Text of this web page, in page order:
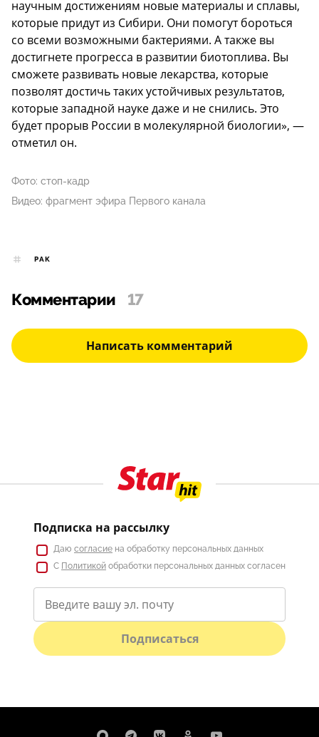
научным достижениям новые материалы и сплавы,
которые придут из Сибири. Они помогут бороться
со всеми возможными бактериями. А также вы
достигнете прогресса в развитии биотоплива. Вы
сможете развивать новые лекарства, которые
позволят достичь таких устойчивых результатов,
которые западной науке даже и не снились. Это
будет прорыв России в молекулярной биологии», —
отметил он.
Фото: стоп-кадр
Видео: фрагмент эфира Первого канала
РАК
Комментарии 17
Написать комментарий
Подписка на рассылку
Даю согласие на обработку персональных данных
С Политикой обработки персональных данных согласен
Подписаться